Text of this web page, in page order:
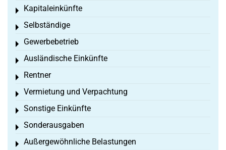
Kapitaleinkünfte
Toggle menu
Selbständige
Toggle menu
Gewerbebetrieb
Toggle menu
Ausländische Einkünfte
Toggle menu
Rentner
Toggle menu
Vermietung und Verpachtung
Toggle menu
Sonstige Einkünfte
Toggle menu
Sonderausgaben
Toggle menu
Außergewöhnliche Belastungen
Toggle menu